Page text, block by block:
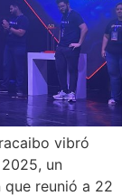
vibró
un
reunió a 22